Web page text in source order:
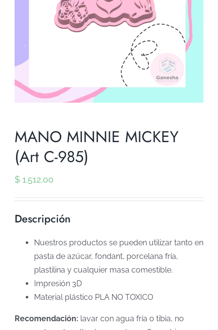
MANO MINNIE MICKEY
(Art C-985)
$ 1.512,00
Descripción
Nuestros productos se pueden utilizar tanto en
pasta de azúcar, fondant, porcelana fría,
plastilina y cualquier masa comestible.
Impresión 3D
Material plástico PLA NO TOXICO
Recomendación: lavar con agua fría o tibia, no